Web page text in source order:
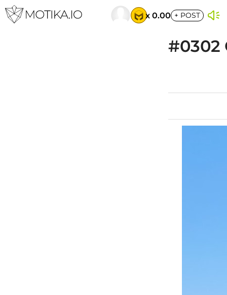
x 0.00 + POST
#0302